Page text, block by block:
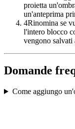
proietta
un'anteprima
4Rinomina se
l'intero blocco
vengono
Domande
Come aggiungo